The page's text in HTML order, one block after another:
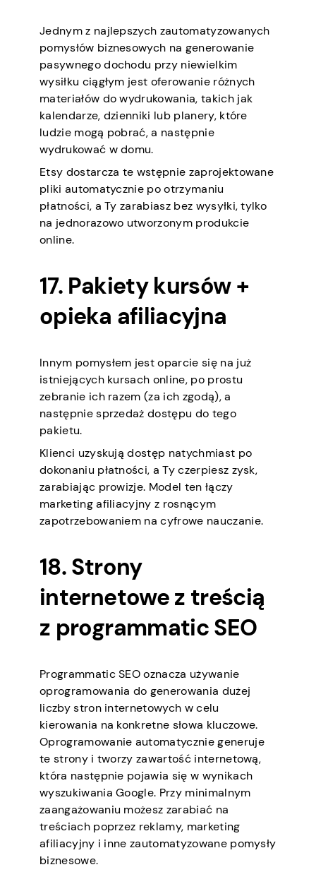
Jednym z najlepszych zautomatyzowanych
pomysłów biznesowych na generowanie
pasywnego dochodu przy niewielkim
wysiłku ciągłym jest oferowanie różnych
materiałów do wydrukowania, takich jak
kalendarze, dzienniki lub planery, które
ludzie mogą pobrać, a następnie
wydrukować w domu.
Etsy dostarcza te wstępnie zaprojektowane
pliki automatycznie po otrzymaniu
płatności, a Ty zarabiasz bez wysyłki, tylko
na jednorazowo utworzonym produkcie
online.
17. Pakiety kursów +
opieka afiliacyjna
Innym pomysłem jest oparcie się na już
istniejących kursach online, po prostu
zebranie ich razem (za ich zgodą), a
następnie sprzedaż dostępu do tego
pakietu.
Klienci uzyskują dostęp natychmiast po
dokonaniu płatności, a Ty czerpiesz zysk,
zarabiając prowizje. Model ten łączy
marketing afiliacyjny z rosnącym
zapotrzebowaniem na cyfrowe nauczanie.
18. Strony
internetowe z treścią
z programmatic SEO
Programmatic SEO oznacza używanie
oprogramowania do generowania dużej
liczby stron internetowych w celu
kierowania na konkretne słowa kluczowe.
Oprogramowanie automatycznie generuje
te strony i tworzy zawartość internetową,
która następnie pojawia się w wynikach
wyszukiwania Google. Przy minimalnym
zaangażowaniu możesz zarabiać na
treściach poprzez reklamy, marketing
afiliacyjny i inne zautomatyzowane pomysły
biznesowe.